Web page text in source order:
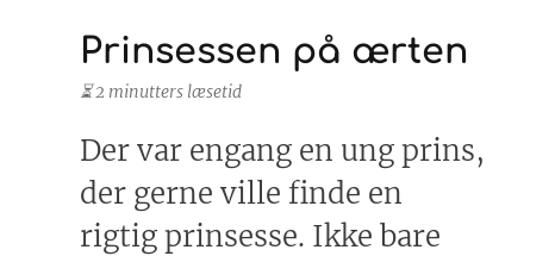
Prinsessen på ærten
⏳ 2 minutters læsetid
Der var engang en ung prins,
der gerne ville finde en
rigtig prinsesse. Ikke bare